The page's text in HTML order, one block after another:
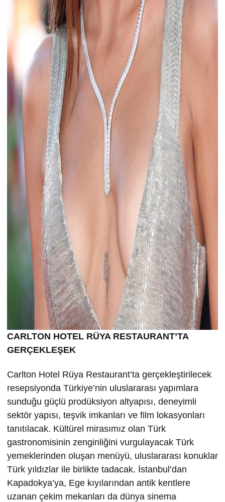
CARLTON HOTEL RÜYA RESTAURANT’TA
GERÇEKLEŞEK
Carlton Hotel Rüya Restaurant’ta gerçekleştirilecek
resepsiyonda Türkiye’nin uluslararası yapımlara
sunduğu güçlü prodüksiyon altyapısı, deneyimli
sektör yapısı, teşvik imkanları ve film lokasyonları
tanıtılacak. Kültürel mirasımız olan Türk
gastronomisinin zenginliğini vurgulayacak Türk
yemeklerinden oluşan menüyü, uluslararası konuklar
Türk yıldızlar ile birlikte tadacak. İstanbul’dan
Kapadokya’ya, Ege kıyılarından antik kentlere
uzanan çekim mekanları da dünya sinema